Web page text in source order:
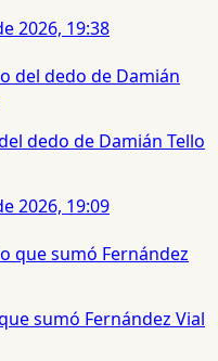
2026, 19:38
dedo de Damián Tello
2026, 19:09
sumó Fernández Vial